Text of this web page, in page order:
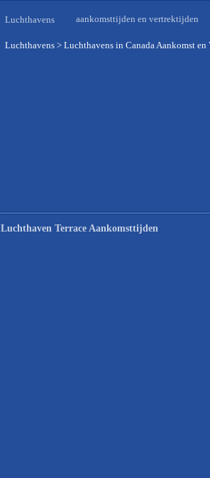
Luchthavens aankomsttijden en vertrektijden
Luchthavens > Luchthavens in Canada Aankomst en
Luchthaven Terrace Aankomsttijden